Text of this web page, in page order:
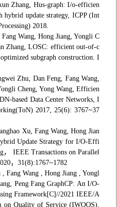
Zhang, Hus-graph: I/o-efficien
hybrid update strategy, ICPP (Int
2018.
Wang, Hong Jiang, Yongli C
Zhang, LOSC: efficient out-of-c
subgraph construction. I
Zhu, Dan Feng, Fang Wang,
Cheng, Yong Wang, Efficien
based Data Center Networks, I
2017, 25(6): 3767~37
Xu, Fang Wang, Hong Jian
Update Strategy for I/O-Effi
， IEEE Transactions on Parallel
，31(8):1767~1782
Fang Wang , Hong Jiang , Yongl
Peng Fang GraphCP: An I/O-
Framework[C]//2021 IEEE/A
on Quality of Service (IWQOS).